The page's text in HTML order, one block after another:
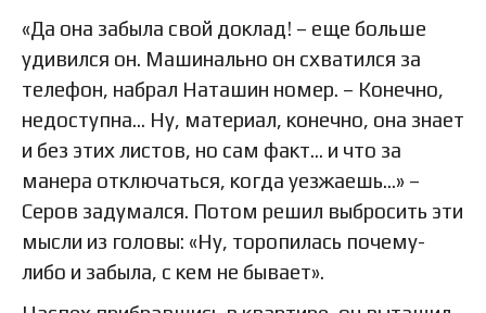
«Да она забыла свой доклад! – еще больше
удивился он. Машинально он схватился за
телефон, набрал Наташин номер. – Конечно,
недоступна… Ну, материал, конечно, она знает
и без этих листов, но сам факт… и что за
манера отключаться, когда уезжаешь…» –
Серов задумался. Потом решил выбросить эти
мысли из головы: «Ну, торопилась почему-
либо и забыла, с кем не бывает».